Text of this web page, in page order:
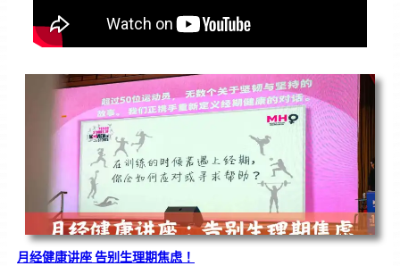
月经健康讲座 告别生理期焦虑！